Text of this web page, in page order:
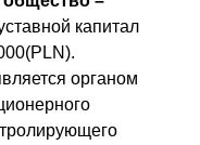
капитал
органом